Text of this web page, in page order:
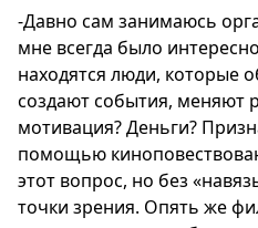
-Давно сам занимаюсь
мне всегда было
находятся люди, которые
создают события, меняют
мотивация? Деньги?
помощью
этот вопрос, но без
точки зрения. Опять же